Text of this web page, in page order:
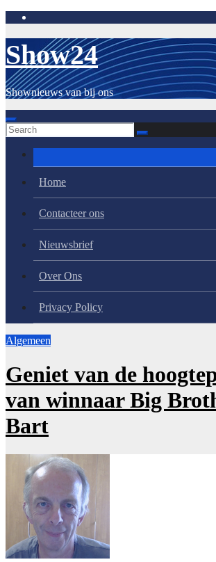
Skip
content
Show24
Shownieuws van bij ons
Home
Contacteer ons
Nieuwsbrief
Over Ons
Privacy Policy
Algemeen
Geniet van de
van winnaar Big
Bart